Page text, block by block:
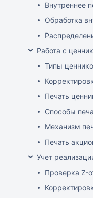
Внутреннее
Обработка
Работа с
Типы
Печать
Способы
Механизм
Печать
Учет
Проверка Z-